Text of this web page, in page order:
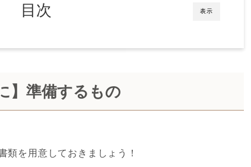
表示
目次
】準備するもの
類を用意しておきましょう！